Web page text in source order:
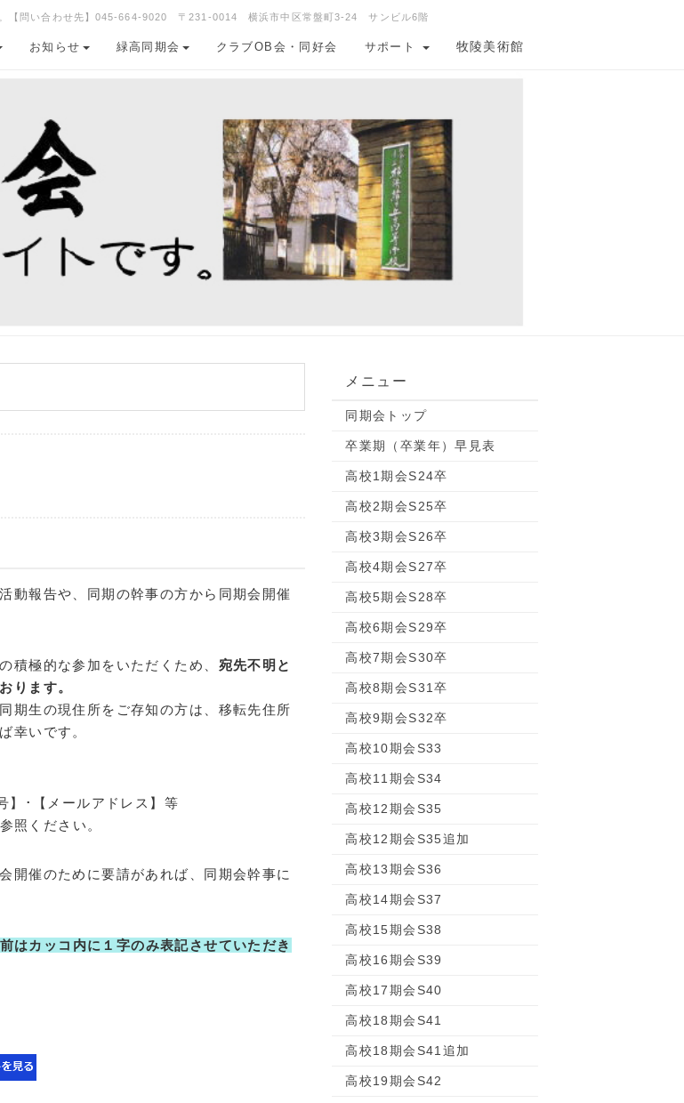
。【問い合わせ先】045-664-9020 〒231-0014 横浜市中区常盤町3-24 サンビル6階
お知らせ 緑高同期会 クラブOB会・同好会 サポート 牧陵美術館
動報告や、同期の幹事の方から同期会開催
極的な参加をいただくため、 宛先不明と
ります。
期生の現住所をご存知の方は、移転先住所
幸いです。
】･【メールアドレス】等
照ください。
開催のために要請があれば、同期会幹事に
はカッコ内に１字のみ表記させていただき
メニュー
同期会トップ
卒業期（卒業年）早見表
高校1期会S24卒
高校2期会S25卒
高校3期会S26卒
高校4期会S27卒
高校5期会S28卒
高校6期会S29卒
高校7期会S30卒
高校8期会S31卒
高校9期会S32卒
高校10期会S33
高校11期会S34
高校12期会S35
高校12期会S35追加
高校13期会S36
高校14期会S37
高校15期会S38
高校16期会S39
高校17期会S40
高校18期会S41
高校18期会S41追加
高校19期会S42